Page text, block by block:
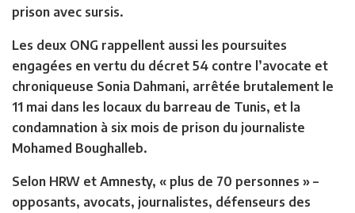
prison avec sursis.
Les deux ONG rappellent aussi les poursuites
engagées en vertu du décret 54 contre l’avocate et
chroniqueuse Sonia Dahmani, arrêtée brutalement le
11 mai dans les locaux du barreau de Tunis, et la
condamnation à six mois de prison du journaliste
Mohamed Boughalleb.
Selon HRW et Amnesty, « plus de 70 personnes » –
opposants, avocats, journalistes, défenseurs des